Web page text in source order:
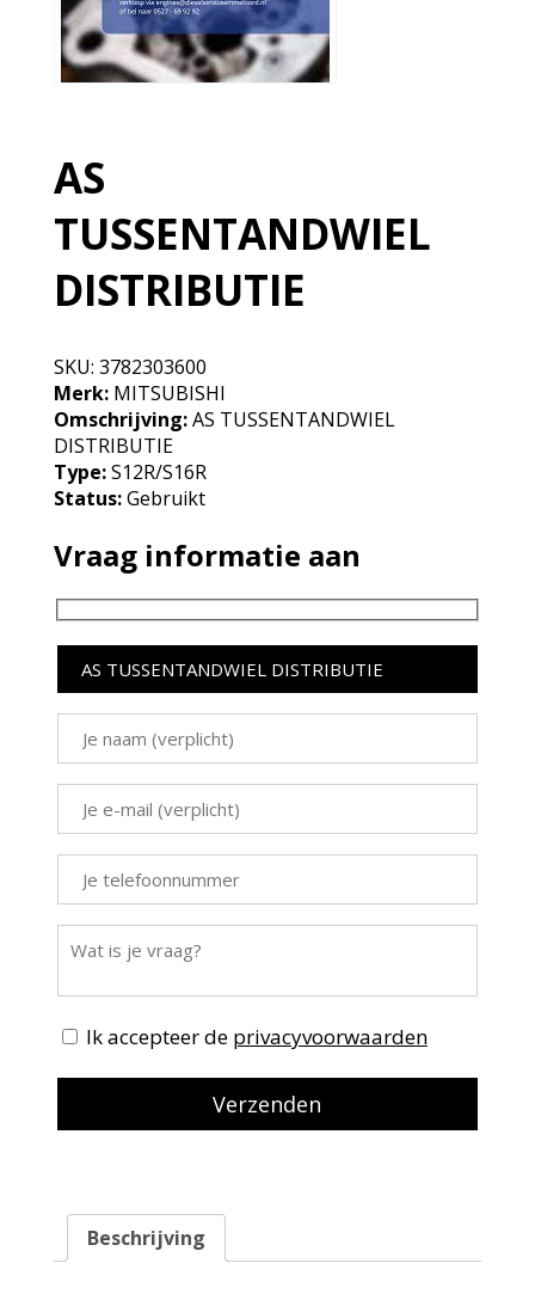
AS
TUSSENTANDWIEL
DISTRIBUTIE
SKU: 3782303600
Merk:MITSUBISHI
Omschrijving:AS TUSSENTANDWIEL
DISTRIBUTIE
Type:S12R/S16R
Status:Gebruikt
Vraag informatie aan
Ik accepteer de privacyvoorwaarden
Beschrijving